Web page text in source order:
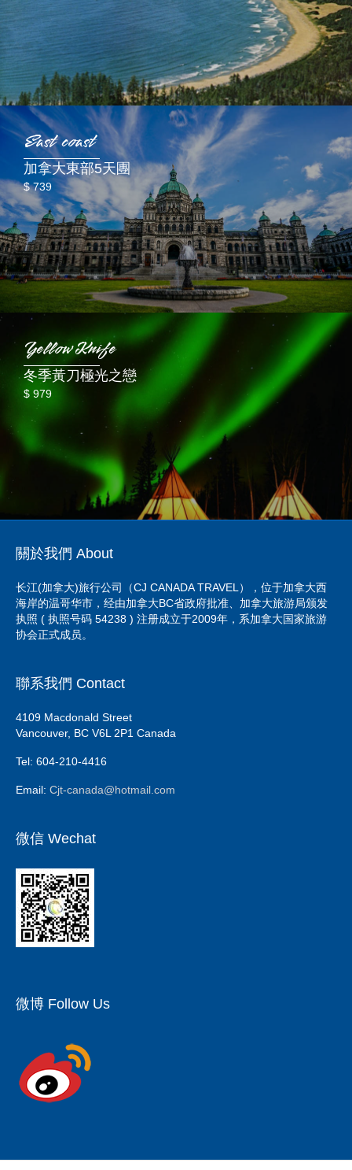
East coast
加拿大東部5天團
$ 739
Yellow Knife
冬季黃刀極光之戀
$ 979
關於我們 About
长江(加拿大)旅行公司（CJ CANADA TRAVEL），位于加拿大西
海岸的温哥华市，经由加拿大BC省政府批准、加拿大旅游局颁发
执照 ( 执照号码 54238 ) 注册成立于2009年，系加拿大国家旅游
协会正式成员。
聯系我們 Contact
4109 Macdonald Street
Vancouver, BC V6L 2P1 Canada
Tel: 604-210-4416
Email: Cjt-canada@hotmail.com
微信 Wechat
微博 Follow Us